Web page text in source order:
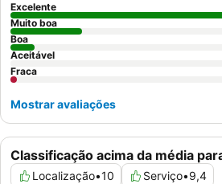
Classificação acima da média
Localização•10 Serviço•9,4
Excelente
Muito boa
Boa
Aceitável
Fraca
Mostrar avaliações